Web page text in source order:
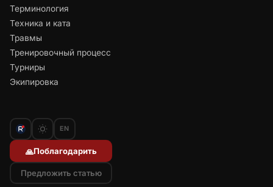
Терминология
Техника и ката
Травмы
Тренировочный процесс
Турниры
Экипировка
EN
🙏Поблагодарить
Предложить статью